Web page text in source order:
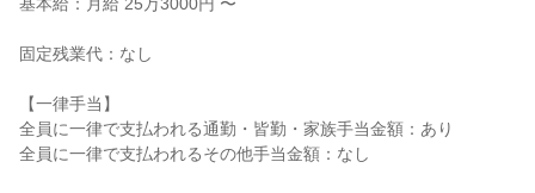
固定残業代：なし
【一律手当】
全員に一律で支払われる通勤・皆勤・家族手当金額：あり
全員に一律で支払われるその他手当金額：なし